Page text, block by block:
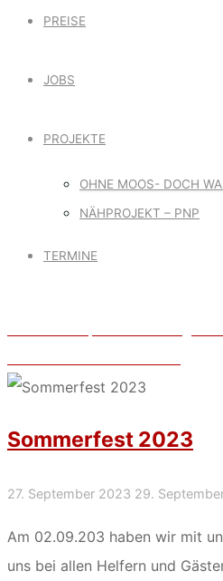
PREISE
JOBS
PROJEKTE
OHNE MOOS- DOCH
NÄHPROJEKT – PNP
TERMINE
Sommerfest 2023
27. September 2023 29.
Am 02.09.203 haben wir mit
uns bei allen Helfern und